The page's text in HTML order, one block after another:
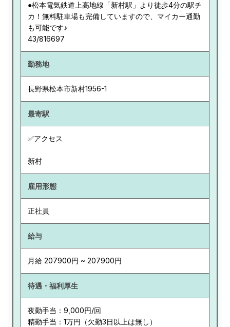
●松本電気鉄道上高地線「新村駅」より徒歩4分の駅チ
カ！無料駐車場も完備していますので、マイカー通勤
も可能です♪
43/816697
勤務地
長野県松本市新村1956-1
最寄駅
✅アクセス
新村
雇用形態
正社員
給与
月給 207900円 ~ 207900円
待遇・福利厚生
夜勤手当：9,000円/回
精勤手当：1万円（欠勤3日以上は無し）